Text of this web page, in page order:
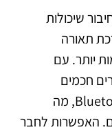
שיכולות
תאורה
יותר. עם
חכמים
המתחברים לרשת Wi-Fi ואפילו ל-Bluetooth, מה
האפשרות לחבר